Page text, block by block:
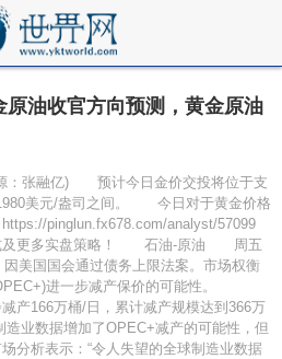
油收官方向预测，黄金原油
：张融亿) 预计今日金价交投将位于支
美元/盎司之间。 今日对于黄金价格
pinglun.fx678.com/analyst/57099
式及更多实盘策略！ 石油-原油 周五
美国国会通过债务上限法案。市场权衡
进一步减产保价的可能性。
产166万桶/日，累计减产规模达到366万
业数据增加了OPEC+减产的可能性，但
分析表示：“令人失望的全球制造业数据